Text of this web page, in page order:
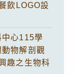
飲LOGO設
中心115學
物解剖觀
趣之生物科